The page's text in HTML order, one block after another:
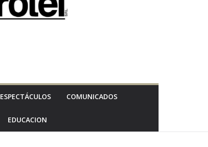
ESPECTÁCULOS COMUNICADOS
EDUCACION